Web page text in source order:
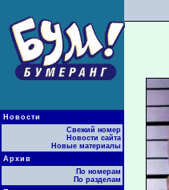
Новости
Свежий номер
Новости сайта
Новые материалы
Архив
По номерам
По разделам